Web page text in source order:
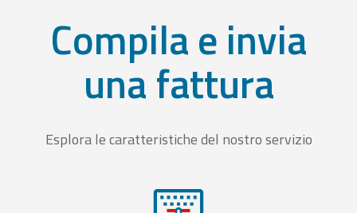
Compila e invia
una fattura
Esplora le caratteristiche del nostro servizio